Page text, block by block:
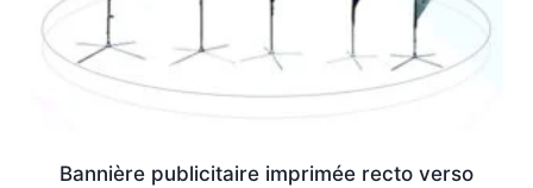
Bannière publicitaire imprimée recto verso